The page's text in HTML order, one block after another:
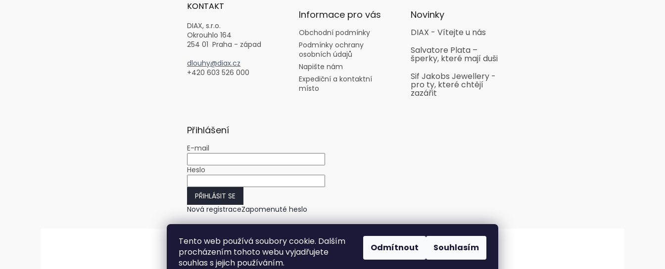
Tento web používá soubory cookie. Dalším
procházením tohoto webu vyjadřujete
souhlas s jejich používáním.
Odmítnout Souhlasím
KONTAKT
DIAX, s.r.o.
Okrouhlo 164
254 01 Praha - západ
dlouhy@diax.cz
+420 603 526 000
Informace pro vás
Obchodní podmínky
Podmínky ochrany
osobních údajů
Napište nám
Expediční a kontaktní
místo
Novinky
DIAX - Vítejte u nás
Salvatore Plata –
šperky, které mají duši
Sif Jakobs Jewellery -
pro ty, které chtějí
zazářit
Přihlášení
E-mail
Heslo
PŘIHLÁSIT SE
Nová registraceZapomenuté heslo